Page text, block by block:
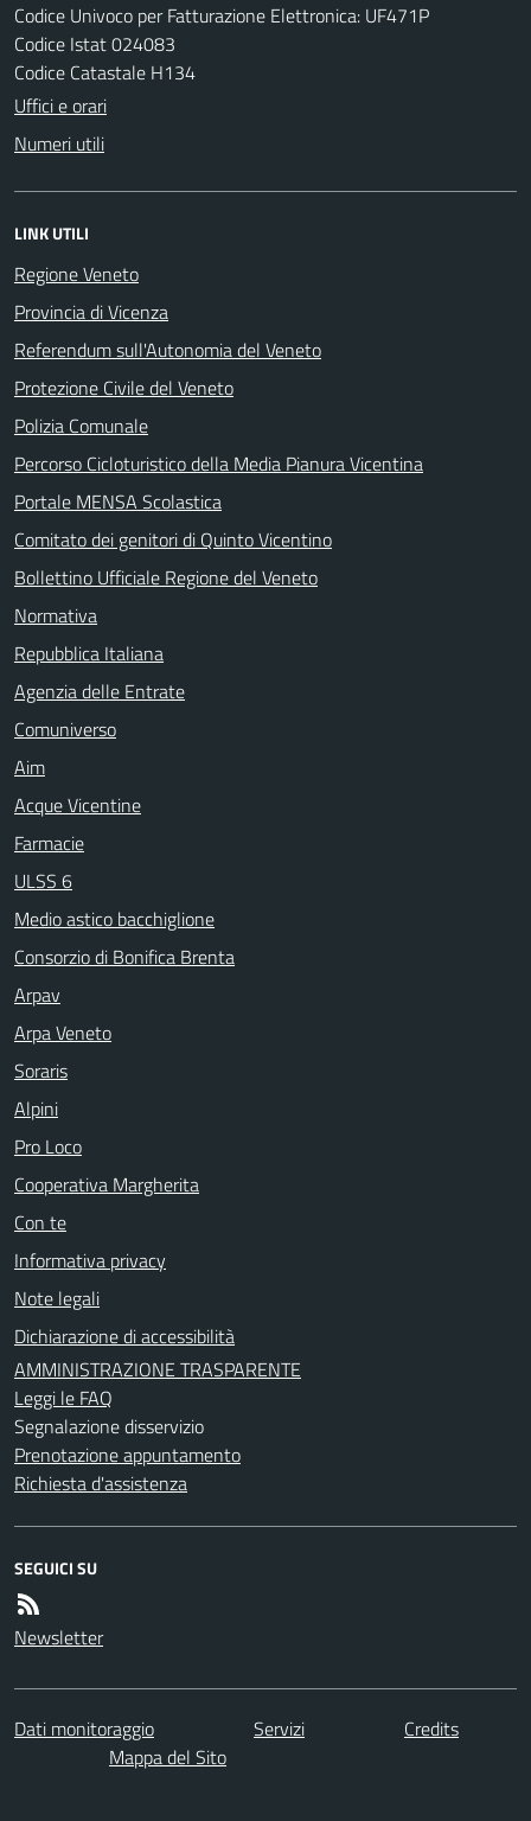
Codice Univoco per Fatturazione Elettronica: UF471P
Codice Istat 024083
Codice Catastale H134
Uffici e orari
Numeri utili
LINK UTILI
Regione Veneto
Provincia di Vicenza
Referendum sull'Autonomia del Veneto
Protezione Civile del Veneto
Polizia Comunale
Percorso Cicloturistico della Media Pianura Vicentina
Portale MENSA Scolastica
Comitato dei genitori di Quinto Vicentino
Bollettino Ufficiale Regione del Veneto
Normativa
Repubblica Italiana
Agenzia delle Entrate
Comuniverso
Aim
Acque Vicentine
Farmacie
ULSS 6
Medio astico bacchiglione
Consorzio di Bonifica Brenta
Arpav
Arpa Veneto
Soraris
Alpini
Pro Loco
Cooperativa Margherita
Con te
Informativa privacy
Note legali
Dichiarazione di accessibilità
AMMINISTRAZIONE TRASPARENTE
Leggi le FAQ
Segnalazione disservizio
Prenotazione appuntamento
Richiesta d'assistenza
SEGUICI SU
Newsletter
Dati monitoraggio Servizi
Credits
Mappa del Sito